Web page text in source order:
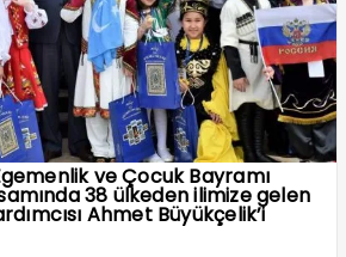
ve Çocuk Bayramı
38 ülkeden ilimize gelen
Ahmet Büyükçelik’i